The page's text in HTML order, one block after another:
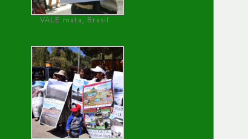
VALE mata, Brasil